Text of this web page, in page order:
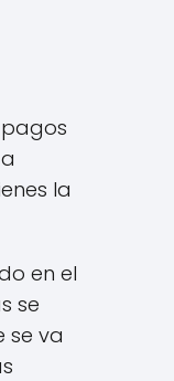
la
en el
se
se va